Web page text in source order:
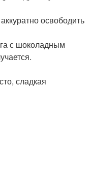
освободить
с шоколадным
сладкая